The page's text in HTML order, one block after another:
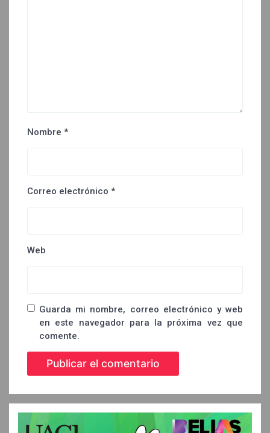
Nombre *
Correo electrónico *
Web
Guarda mi nombre, correo electrónico y web
en este navegador para la próxima vez que
comente.